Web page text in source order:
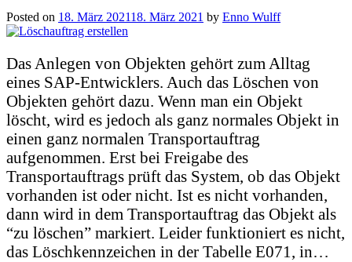
Posted on 18. März 202118. März 2021 by Enno Wulff
Das Anlegen von Objekten gehört zum Alltag
eines SAP-Entwicklers. Auch das Löschen von
Objekten gehört dazu. Wenn man ein Objekt
löscht, wird es jedoch als ganz normales Objekt in
einen ganz normalen Transportauftrag
aufgenommen. Erst bei Freigabe des
Transportauftrags prüft das System, ob das Objekt
vorhanden ist oder nicht. Ist es nicht vorhanden,
dann wird in dem Transportauftrag das Objekt als
“zu löschen” markiert. Leider funktioniert es nicht,
das Löschkennzeichen in der Tabelle E071, in…